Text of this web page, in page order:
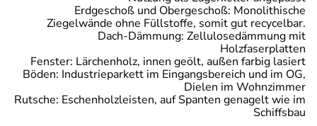
Erdgeschoß und Obergeschoß: Monolithische
Ziegelwände ohne Füllstoffe, somit gut recycelbar.
Dach-Dämmung: Zellulosedämmung mit
Holzfaserplatten
Fenster: Lärchenholz, innen geölt, außen farbig lasiert
Böden: Industrieparkett im Eingangsbereich und im OG,
Dielen im Wohnzimmer
Rutsche: Eschenholzleisten, auf Spanten genagelt wie im
Schiffsbau